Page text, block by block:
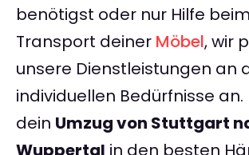
benötigst oder nur Hilfe beim
Transport deiner Möbel, wir
unsere Dienstleistungen an
individuellen Bedürfnisse an.
dein Umzug von Stuttgart